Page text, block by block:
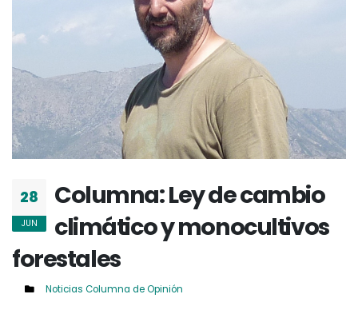
28
JUN
Columna: Ley de cambio
climático y monocultivos
forestales
Noticias Columna de Opinión